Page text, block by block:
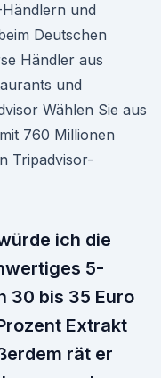
und
Deutschen
Händler aus
und
Wählen Sie aus
760 Millionen
Tripadvisor-
ich die
5-
30 bis 35 Euro
Extrakt
rät er